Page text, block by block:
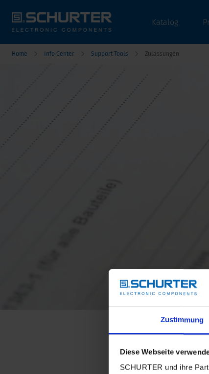
Zustimmung
Diese Webseite
SCHURTER und ihre
Katalog
Home Info Center Support Tools Zulassungen